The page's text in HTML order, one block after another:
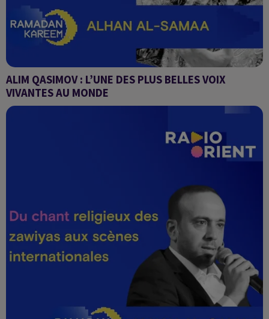
ALIM QASIMOV : L’UNE DES PLUS BELLES VOIX
VIVANTES AU MONDE
Alhan Al-Samaa